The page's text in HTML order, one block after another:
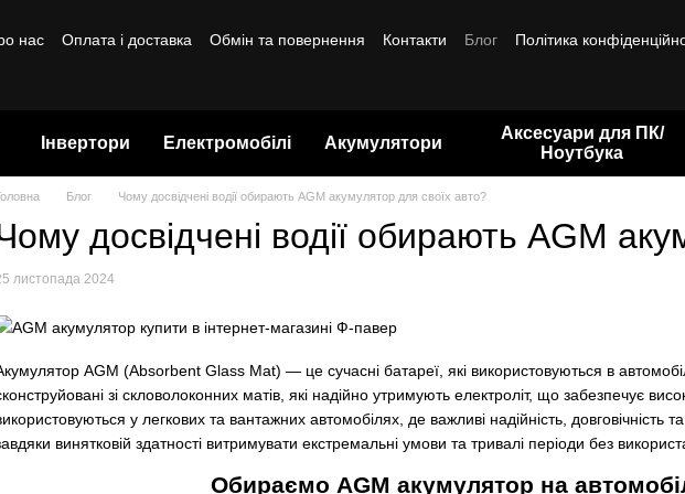
нас
Оплата і доставка Обмін та повернення Контакти Блог
Політика
Інвертори Електромобілі Акумулятори
Аксесуари для ПК/
Ноутбука
Блог Чому досвідчені водії обирають AGM акумулятор для своїх авто?
досвідчені водії обирають AGM
листопада 2024
AGM (Absorbent Glass Mat) — це сучасні батареї, які використовуються в
зі скловолоконних матів, які надійно утримують електроліт, що забезпечує
у легкових та вантажних автомобілях, де важливі надійність, довговічність
винятковій здатності витримувати екстремальні умови та тривалі періоди без
Обираємо AGM акумулятор на